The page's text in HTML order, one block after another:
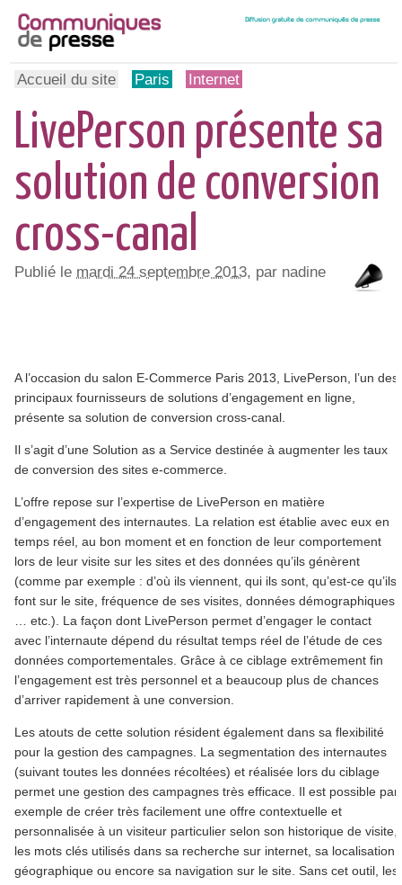
Accueil du site Paris Internet
LivePerson présente sa
solution de conversion
cross-canal
Publié le mardi 24 septembre 2013, par nadine
A l’occasion du salon E-Commerce Paris 2013, LivePerson, l’un des
principaux fournisseurs de solutions d’engagement en ligne,
présente sa solution de conversion cross-canal.
Il s’agit d’une Solution as a Service destinée à augmenter les taux
de conversion des sites e-commerce.
L’offre repose sur l’expertise de LivePerson en matière
d’engagement des internautes. La relation est établie avec eux en
temps réel, au bon moment et en fonction de leur comportement
lors de leur visite sur les sites et des données qu’ils génèrent
(comme par exemple : d’où ils viennent, qui ils sont, qu’est-ce qu’ils
font sur le site, fréquence de ses visites, données démographiques
… etc.). La façon dont LivePerson permet d’engager le contact
avec l’internaute dépend du résultat temps réel de l’étude de ces
données comportementales. Grâce à ce ciblage extrêmement fin
l’engagement est très personnel et a beaucoup plus de chances
d’arriver rapidement à une conversion.
Les atouts de cette solution résident également dans sa flexibilité
pour la gestion des campagnes. La segmentation des internautes
(suivant toutes les données récoltées) et réalisée lors du ciblage
permet une gestion des campagnes très efficace. Il est possible par
exemple de créer très facilement une offre contextuelle et
personnalisée à un visiteur particulier selon son historique de visite,
les mots clés utilisés dans sa recherche sur internet, sa localisation
géographique ou encore sa navigation sur le site. Sans cet outil, les